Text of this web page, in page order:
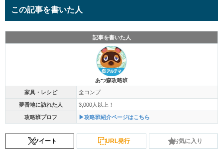
この記事を書いた人
記事を書いた人
あつ森攻略班
家具・レシピ 全コンプ
夢番地に訪れた人 3,000人以上！
攻略班プロフ ▶攻略班紹介ページはこちら
ツイート URL発行 お気に入り